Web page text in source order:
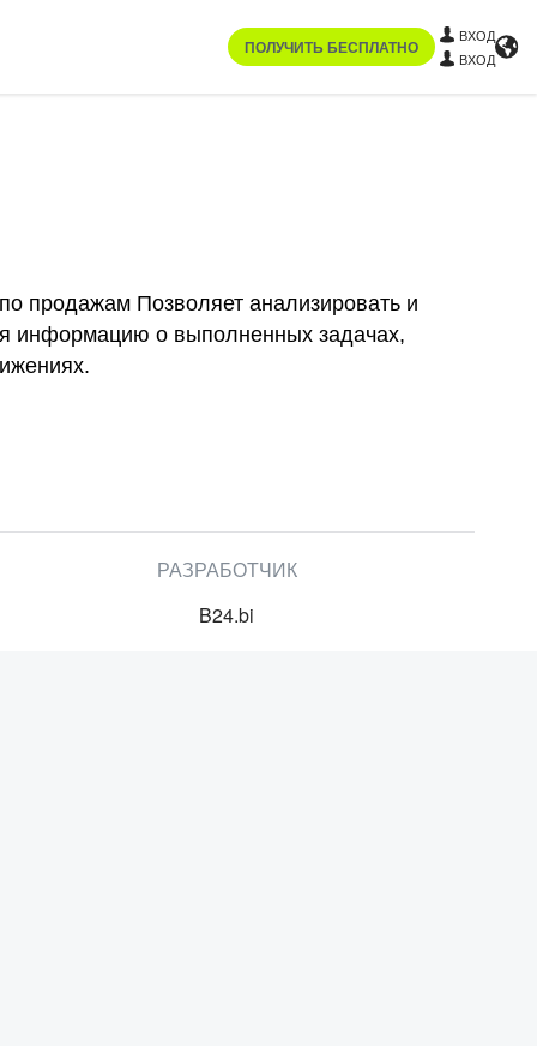
ПОЛУЧИТЬ БЕСПЛАТНО
ВХОД
ВХОД
продажам Позволяет анализировать и
информацию о выполненных задачах,
РАЗРАБОТЧИК
B24.bi